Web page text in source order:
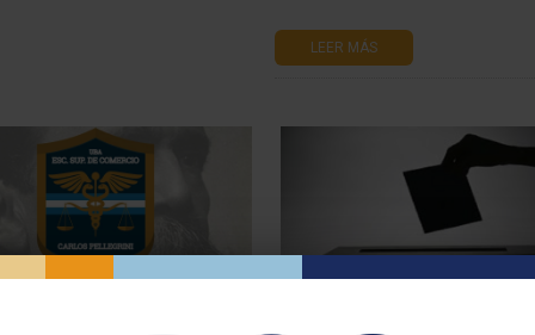
LEER MÁS